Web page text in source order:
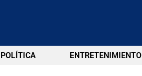
POLÍTICA ENTRETENIMIENTO